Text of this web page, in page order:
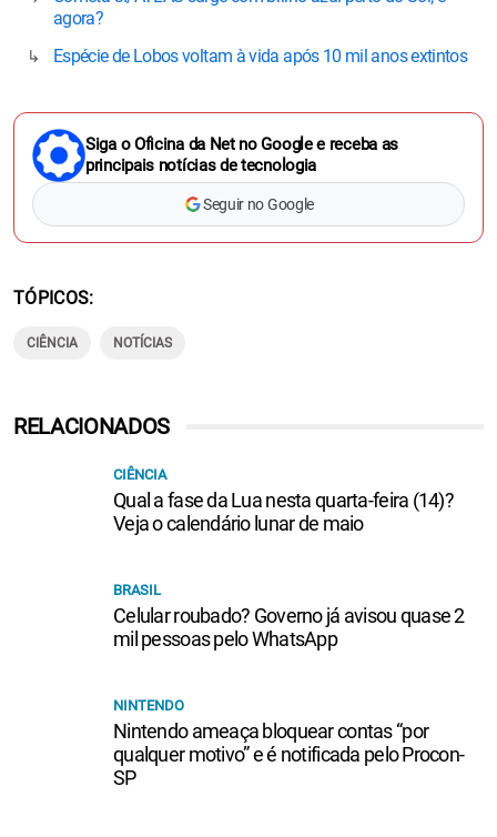
agora?
Espécie de Lobos voltam à vida após 10 mil anos extintos
Siga o Oficina da Net no Google e receba as
principais notícias de tecnologia
Seguir no Google
TÓPICOS
CIÊNCIA NOTÍCIAS
RELACIONADOS
CIÊNCIA
Qual a fase da Lua nesta quarta-feira (14)?
Veja o calendário lunar de maio
BRASIL
Celular roubado? Governo já avisou quase 2
mil pessoas pelo WhatsApp
NINTENDO
Nintendo ameaça bloquear contas “por
qualquer motivo” e é notificada pelo Procon-
SP